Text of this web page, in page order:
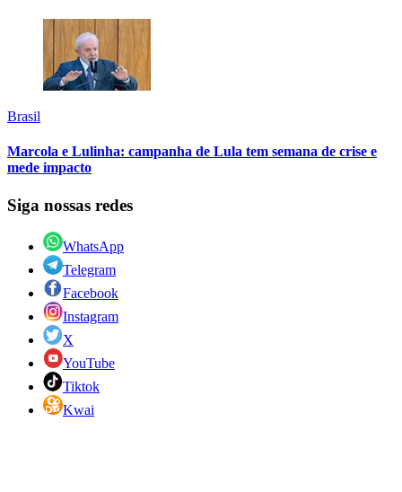
Brasil
Marcola e Lulinha: campanha de Lula tem semana de crise e
mede impacto
Siga nossas redes
WhatsApp
Telegram
Facebook
Instagram
X
YouTube
Tiktok
Kwai